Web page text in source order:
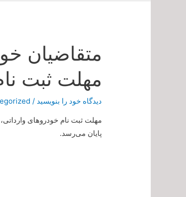
متقاضیان
مهلت ثبت
دیدگاه‌ خود را بنویسید /
مهلت ثبت نام خودروهای
پایان می‌رسد.